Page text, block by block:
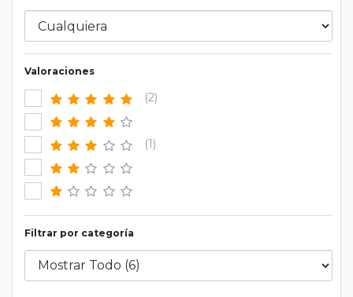
Valoraciones
(2)
(1)
Filtrar por categoría